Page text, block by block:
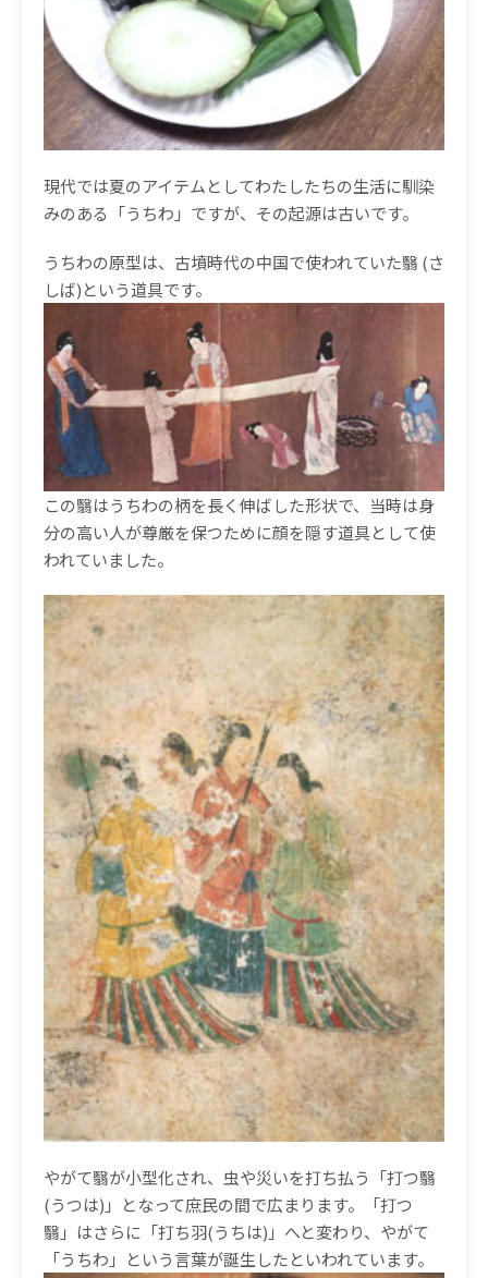
現代では夏のアイテムとしてわたしたちの生活に馴染
みのある「うちわ」ですが、その起源は古いです。
うちわの原型は、古墳時代の中国で使われていた翳 (さ
しば)という道具です。
この翳はうちわの柄を長く伸ばした形状で、当時は身
分の高い人が尊厳を保つために顔を隠す道具として使
われていました。
やがて翳が小型化され、虫や災いを打ち払う「打つ翳
(うつは) 」となって庶民の間で広まります。「打つ
翳」はさらに「打ち羽(うちは) 」へと変わり、やがて
「うちわ」という言葉が誕生したといわれています。